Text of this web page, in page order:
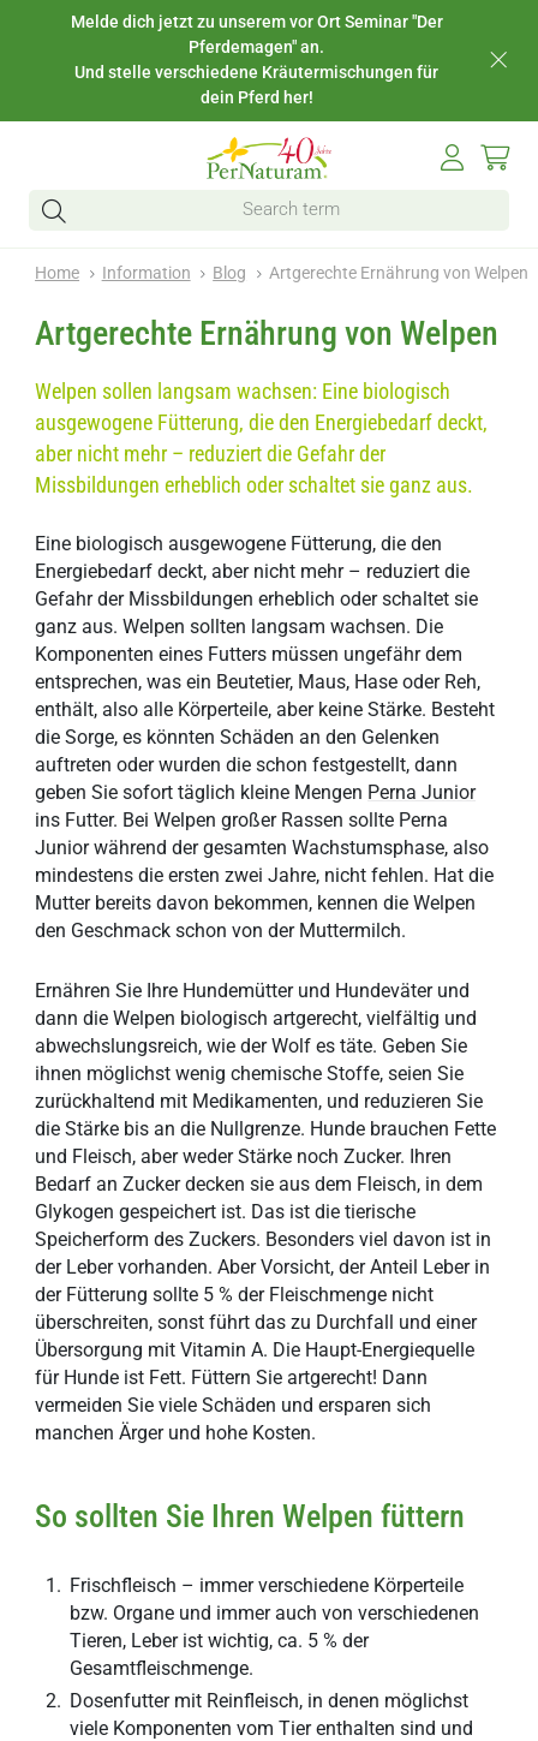
Melde dich jetzt zu unserem vor Ort Seminar "Der
Pferdemagen" an.
Und stelle verschiedene Kräutermischungen für
dein Pferd her!
Home Information Blog Artgerechte Ernährung von Welpen
Artgerechte Ernährung von Welpen
Welpen sollen langsam wachsen: Eine biologisch
ausgewogene Fütterung, die den Energiebedarf deckt,
aber nicht mehr – reduziert die Gefahr der
Missbildungen erheblich oder schaltet sie ganz aus.
Eine biologisch ausgewogene Fütterung, die den
Energiebedarf deckt, aber nicht mehr – reduziert die
Gefahr der Missbildungen erheblich oder schaltet sie
ganz aus. Welpen sollten langsam wachsen. Die
Komponenten eines Futters müssen ungefähr dem
entsprechen, was ein Beutetier, Maus, Hase oder Reh,
enthält, also alle Körperteile, aber keine Stärke. Besteht
die Sorge, es könnten Schäden an den Gelenken
auftreten oder wurden die schon festgestellt, dann
geben Sie sofort täglich kleine Mengen Perna Junior
ins Futter. Bei Welpen großer Rassen sollte Perna
Junior während der gesamten Wachstumsphase, also
mindestens die ersten zwei Jahre, nicht fehlen. Hat die
Mutter bereits davon bekommen, kennen die Welpen
den Geschmack schon von der Muttermilch.
Ernähren Sie Ihre Hundemütter und Hundeväter und
dann die Welpen biologisch artgerecht, vielfältig und
abwechslungsreich, wie der Wolf es täte. Geben Sie
ihnen möglichst wenig chemische Stoffe, seien Sie
zurückhaltend mit Medikamenten, und reduzieren Sie
die Stärke bis an die Nullgrenze. Hunde brauchen Fette
und Fleisch, aber weder Stärke noch Zucker. Ihren
Bedarf an Zucker decken sie aus dem Fleisch, in dem
Glykogen gespeichert ist. Das ist die tierische
Speicherform des Zuckers. Besonders viel davon ist in
der Leber vorhanden. Aber Vorsicht, der Anteil Leber in
der Fütterung sollte 5 % der Fleischmenge nicht
überschreiten, sonst führt das zu Durchfall und einer
Übersorgung mit Vitamin A. Die Haupt-Energiequelle
für Hunde ist Fett. Füttern Sie artgerecht! Dann
vermeiden Sie viele Schäden und ersparen sich
manchen Ärger und hohe Kosten.
So sollten Sie Ihren Welpen füttern
Frischfleisch – immer verschiedene Körperteile
bzw. Organe und immer auch von verschiedenen
Tieren, Leber ist wichtig, ca. 5 % der
Gesamtfleischmenge.
Dosenfutter mit Reinfleisch, in denen möglichst
viele Komponenten vom Tier enthalten sind und